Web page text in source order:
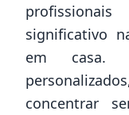
significativo
em casa.
concentrar